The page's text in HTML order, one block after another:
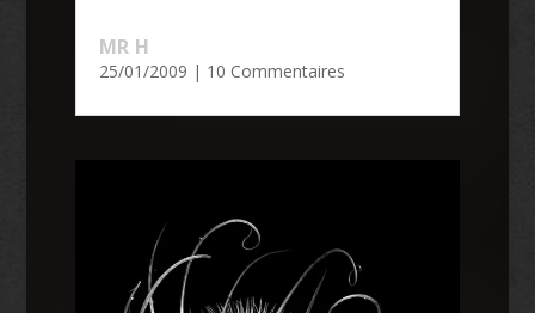
MR H
25/01/2009 | 10 Commentaires